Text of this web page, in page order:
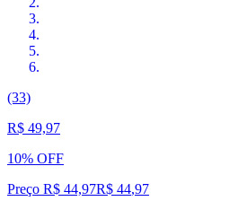
(33)
R$ 49,97
10% OFF
Preço R$ 44,97R$ 44,97